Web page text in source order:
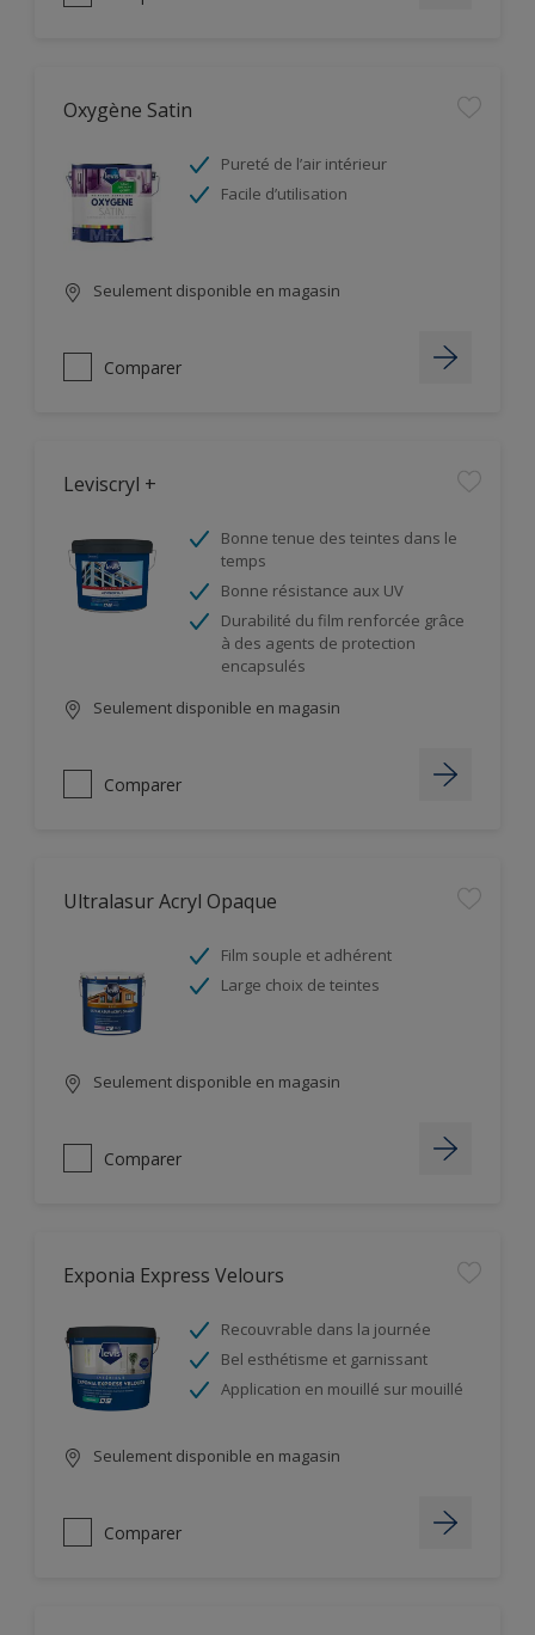
Oxygène Satin
Pureté de l’air intérieur
Facile d’utilisation
Seulement disponible en magasin
Comparer
Leviscryl +
Bonne tenue des teintes dans le
temps
Bonne résistance aux UV
Durabilité du film renforcée grâce
à des agents de protection
encapsulés
Seulement disponible en magasin
Comparer
Ultralasur Acryl Opaque
Film souple et adhérent
Large choix de teintes
Seulement disponible en magasin
Comparer
Exponia Express Velours
Recouvrable dans la journée
Bel esthétisme et garnissant
Application en mouillé sur mouillé
Seulement disponible en magasin
Comparer